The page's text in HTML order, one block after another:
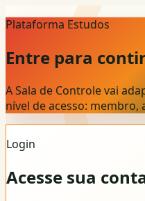
Plataforma Estudos
Entre para
A Sala de Controle vai
nível de acesso:
Login
Acesse sua